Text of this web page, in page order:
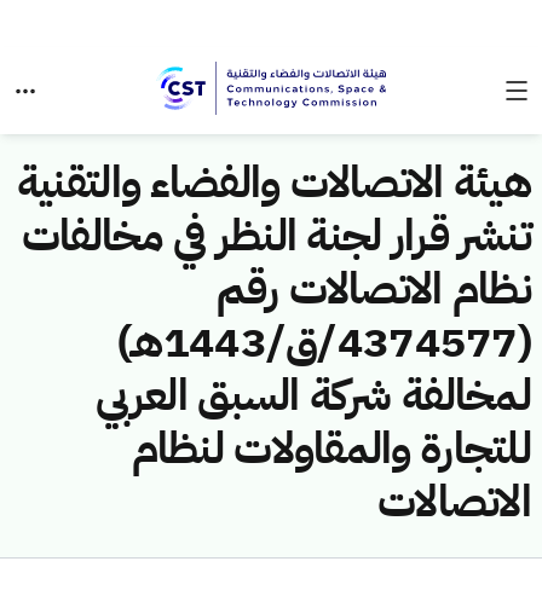
هيئة الاتصالات والفضاء والتقنية
تنشر قرار لجنة النظر في مخالفات
نظام الاتصالات رقم
(4374577/ق/1443هـ)
لمخالفة شركة السبق العربي
للتجارة والمقاولات لنظام
الاتصالات